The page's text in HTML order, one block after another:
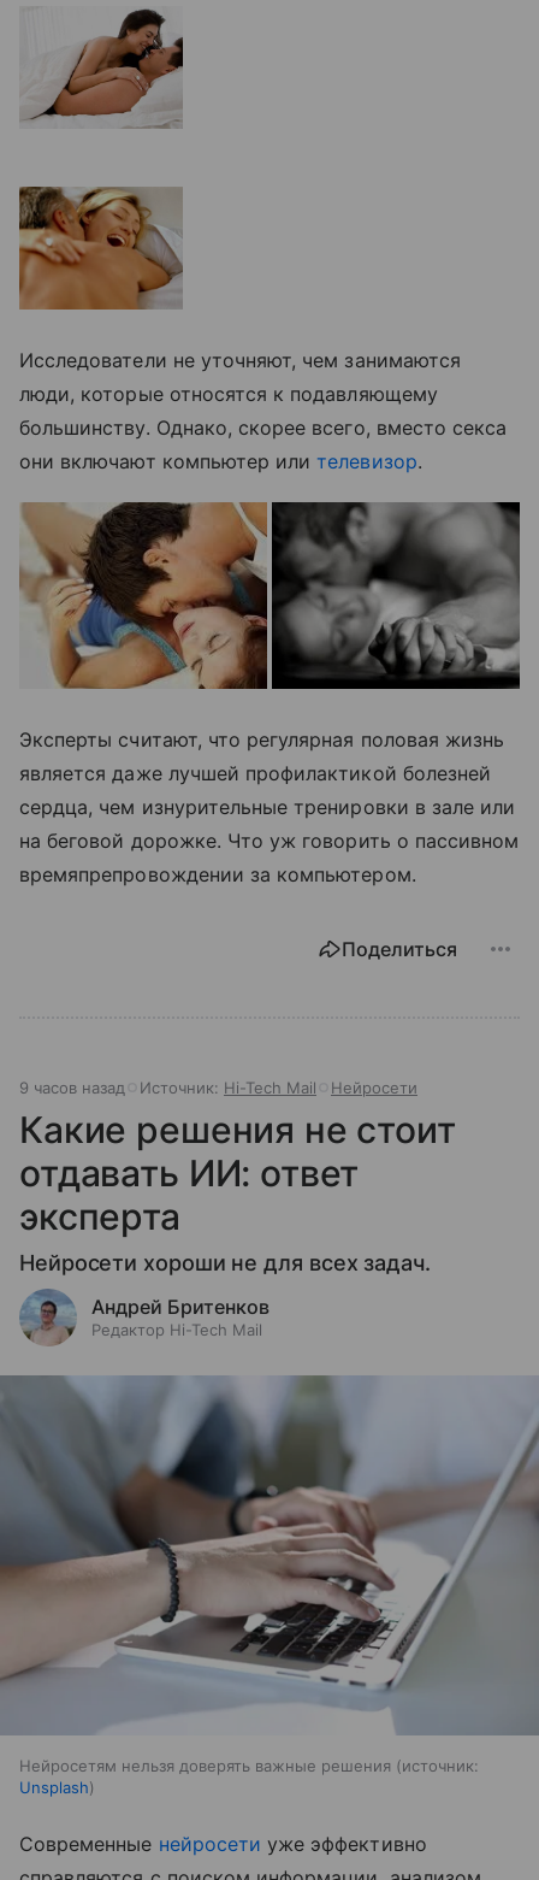
Исследователи не уточняют, чем занимаются
люди, которые относятся к подавляющему
большинству. Однако, скорее всего, вместо секса
они включают компьютер илителевизор.
Эксперты считают, что регулярная половая жизнь
является даже лучшей профилактикой болезней
сердца, чем изнурительные тренировки в зале или
на беговой дорожке. Что уж говорить о пассивном
времяпрепровождении за компьютером.
Поделиться
9 часов назад Источник: Hi-Tech Mail Нейросети
Какие решения не стоит
отдавать ИИ: ответ
эксперта
Нейросети хороши не для всех задач.
Андрей Бритенков
Редактор Hi-Tech Mail
Нейросетям нельзя доверять важные решения
источник:
Unsplash
Современные нейросети уже эффективно